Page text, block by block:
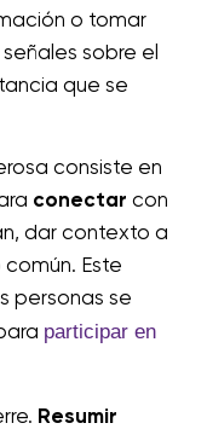
o tomar
sobre el
que se
consiste en
conectar con
dar contexto a
Este
personas se
participar en
Resumir